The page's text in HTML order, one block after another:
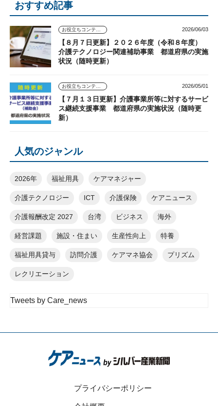
おすすめ記事
2026/06/03
【８月７日更新】２０２６年度（令和８年度）
介護テクノロジー関連補助事業 都道府県の実施
状況（随時更新）
2026/05/01
【７月１３日更新】介護事業所等に対するサービ
ス継続支援事業 都道府県の実施状況（随時更
新）
人気のジャンル
2026年 福祉用具 ケアマネジャー
介護テクノロジー ICT 介護保険 ケアニュース
介護報酬改定 2027 台湾 ビジネス 海外
経営課題 施設・住まい 生産性向上 特養
福祉用具貸与 訪問介護 ケアマネ協会 プリズム
レクリエーション
Tweets by Care_news
プライバシーポリシー